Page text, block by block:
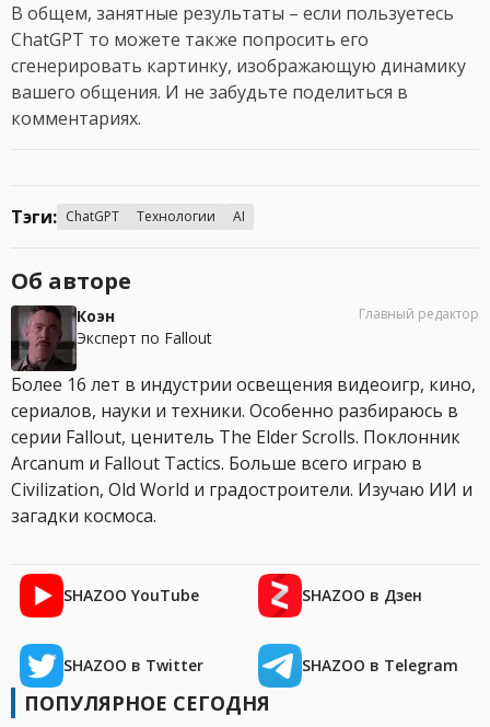
В общем, занятные результаты – если пользуетесь
ChatGPT то можете также попросить его
сгенерировать картинку, изображающую динамику
вашего общения. И не забудьте поделиться в
комментариях.
Тэги: ChatGPT Технологии AI
Об авторе
Коэн
Эксперт по Fallout
Главный редактор
Более 16 лет в индустрии освещения видеоигр, кино,
сериалов, науки и техники. Особенно разбираюсь в
серии Fallout, ценитель The Elder Scrolls. Поклонник
Arcanum и Fallout Tactics. Больше всего играю в
Civilization, Old World и градостроители. Изучаю ИИ и
загадки космоса.
SHAZOO YouTube SHAZOO в Дзен
SHAZOO в Twitter SHAZOO в Telegram
ПОПУЛЯРНОЕ СЕГОДНЯ